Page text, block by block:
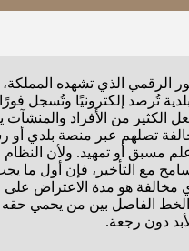
الرقمي الذي تشهده
تُرصد إلكترونيًا وتُسجل
الكثير من الأفراد والمنشآت
تصلهم عبر منصة بلدي أو
مسبق أو تمهيد. ولأن النظام
مع التأخير، فإن أول ما
مخالفة هو مدة الاعتراض
الخط الفاصل بين من يحمي حقه
دون رجعة.